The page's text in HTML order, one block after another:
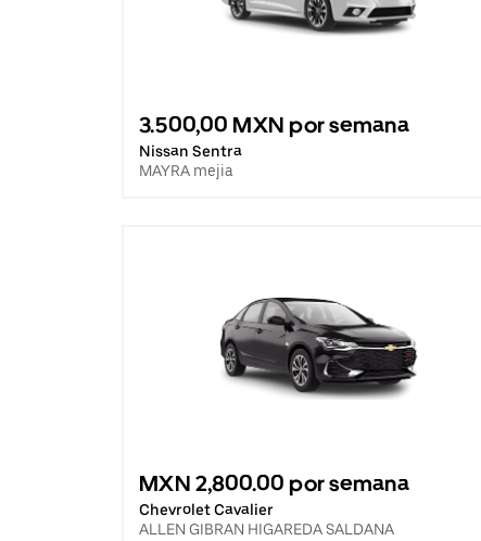
3.500,00 MXN por semana
Nissan Sentra
MAYRA mejia
MXN 2,800.00 por semana
Chevrolet Cavalier
ALLEN GIBRAN HIGAREDA SALDANA